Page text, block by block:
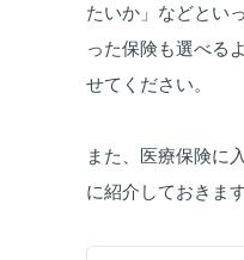
たいか」などとい
った保険も選べる
せてください。
また、医療保険に
に紹介しておきま